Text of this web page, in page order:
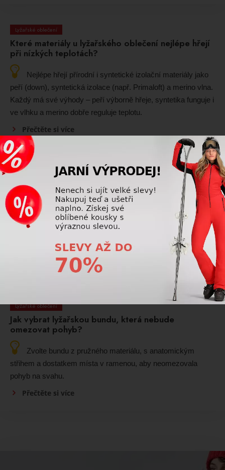
Lyžařské oblečení
Které materiály u lyžařského oblečení nejlépe hřejí
při nízkých teplotách?
Nejlépe hřejí přírodní i syntetické izolační materiály jako
peří (down), syntetická izolace (např. Primaloft) a merino vlna.
Každý má své výhody – peří výborně hřeje, syntetika funguje i
ve vlhku a merino dobře reguluje teplotu.
Přečtěte si více
Poradna
Proč nosit v zimě čepici?
V zimě čepice chrání hlavu před ztrátou tepla, větrem a
mrazem. Udržuje tělo v teple, snižuje riziko nachlazení a
chrání uši i pokožku hlavy před omrznutím. Navíc je stylovým
doplňkem zimního oblečení.
Přečtěte si více
Lyžařské oblečení
Jak vybrat lyžařskou bundu, která nebude
omezovat pohyb?
Zvolte bundu z pružného materiálu, s anatomickým
střihem a dostatkem místa v ramenou, aby neomezovala
pohyb na svahu.
Přečtěte si více